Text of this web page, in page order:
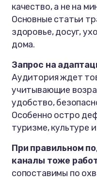
качество, а не на
Основные статьи
здоровье, досуг,
дома.
Запрос на
Аудитория ждет
учитывающие
удобство,
Особенно остро
туризме, культуре
При правильном
каналы тоже
сопоставимы по